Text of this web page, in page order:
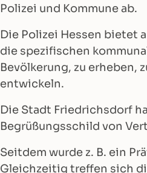
Polizei und Kommune ab.
Die Polizei Hessen bietet
die spezifischen
Bevölkerung, zu erheben,
entwickeln.
Die Stadt Friedrichsdorf
Begrüßungsschild von
Seitdem wurde z. B. ein
Gleichzeitig treffen sich